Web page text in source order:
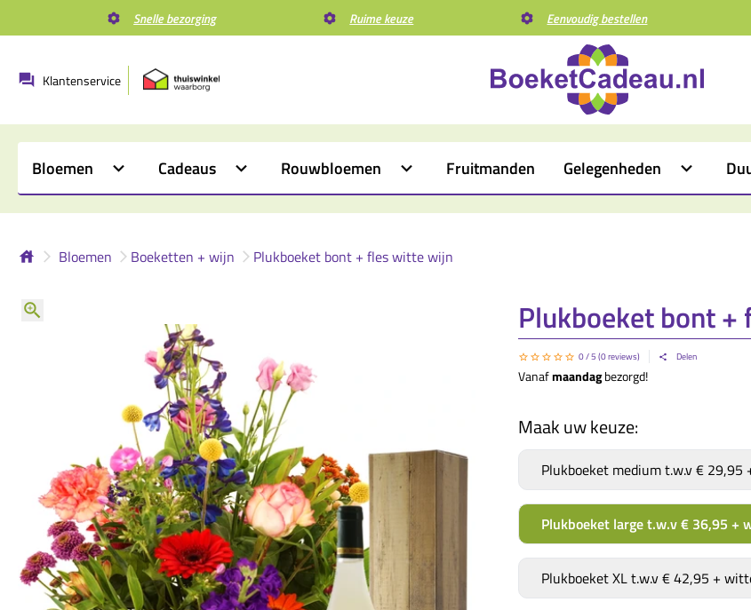
Snelle bezorging Ruime keuze Eenvoudig bestellen
Klantenservice
Bloemen Cadeaus Rouwbloemen Fruitmanden Gelegenheden
Bloemen Boeketten + wijn Plukboeket bont + fles witte wijn
Plukboeket bont
0/ 5 (0reviews) Delen
Vanafmaandagbezorgd!
Maak uw keuze:
Plukboeket medium t.w.v €
Plukboeket large t.w.v € 36,95 +
Plukboeket XL t.w.v € 42,95 +